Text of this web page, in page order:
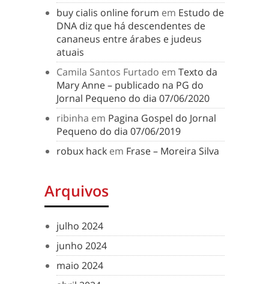
buy cialis online forum em Estudo de
DNA diz que há descendentes de
cananeus entre árabes e judeus
atuais
Camila Santos Furtado em Texto da
Mary Anne – publicado na PG do
Jornal Pequeno do dia 07/06/2020
ribinha em Pagina Gospel do Jornal
Pequeno do dia 07/06/2019
robux hack em Frase – Moreira Silva
Arquivos
julho 2024
junho 2024
maio 2024